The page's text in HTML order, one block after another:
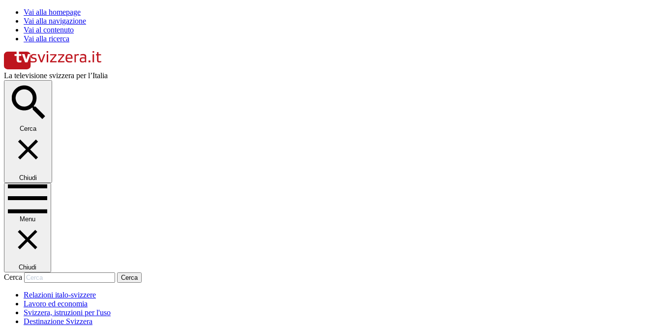
Vai alla homepage
Vai alla navigazione
Vai al contenuto
Vai alla ricerca
La televisione svizzera per l’Italia
Cerca
Chiudi
Menu
Chiudi
Cerca Cerca
Relazioni italo-svizzere
Lavoro ed economia
Svizzera, istruzioni per l'uso
Destinazione Svizzera